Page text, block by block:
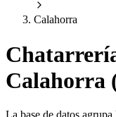
Calahorra
Calahorra